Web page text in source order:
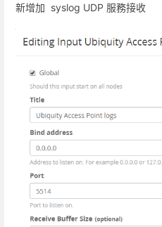
新增加 syslog UDP 服務接收